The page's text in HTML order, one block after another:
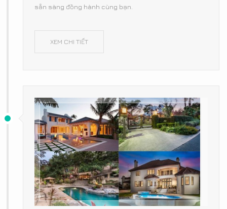
sẵn sàng đồng hành cùng bạn.
XEM CHI TIẾT